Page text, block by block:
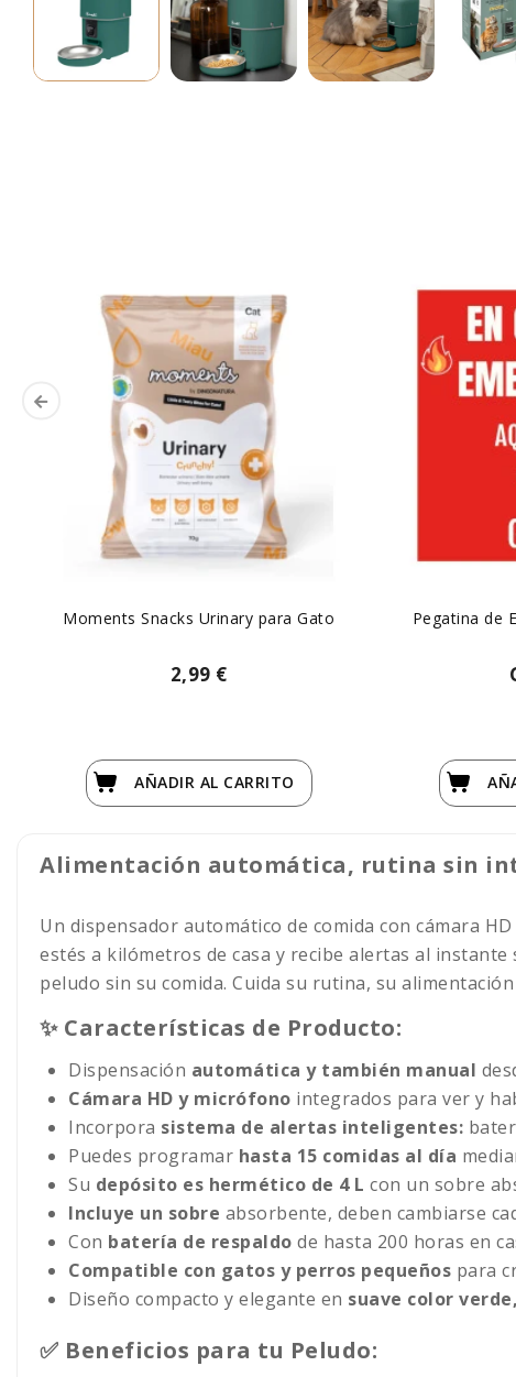
Moments Snacks Urinary para Gato
2,99 €
AÑADIR AL CARRITO
Pegatina de
Alimentación automática, rutina sin
Un dispensador automático de comida con cámara
estés a kilómetros de casa y recibe alertas al
peludo sin su comida. Cuida su rutina, su
✨ Características de Producto:
Dispensación automática y también manual
Cámara HD y micrófono integrados para ver y
Incorpora sistema de alertas inteligentes:
Puedes programar hasta 15 comidas al día
Su depósito es hermético de 4 L con un sobre
Incluye un sobre absorbente, deben cambiarse
Con batería de respaldo de hasta 200 horas en
Compatible con gatos y perros pequeños para
Diseño compacto y elegante en suave color verde,
✅ Beneficios para tu Peludo: